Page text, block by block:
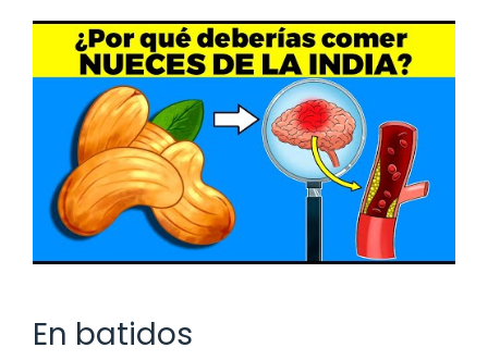
En batidos